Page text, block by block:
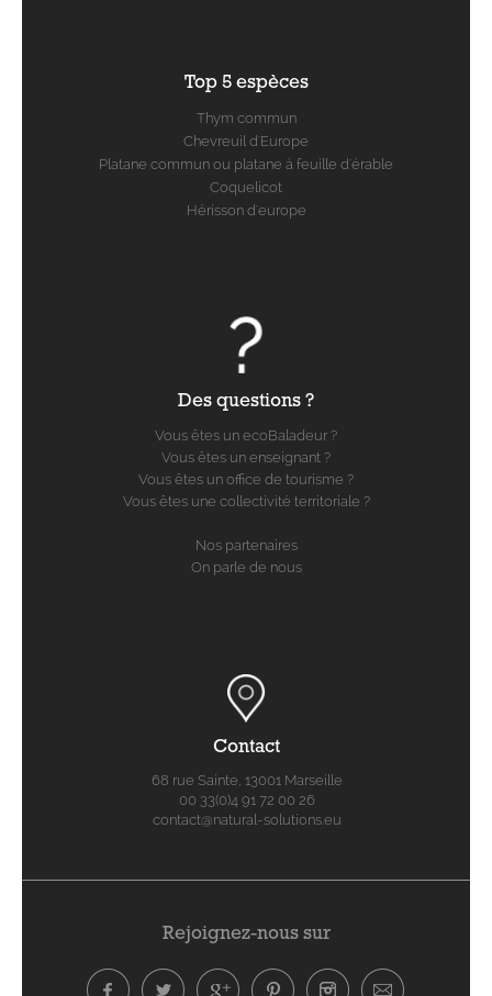
Top 5 espèces
Thym commun
Chevreuil d'Europe
Platane commun ou platane à feuille d'érable
Coquelicot
Hérisson d'europe
Des questions ?
Vous êtes un ecoBaladeur ?
Vous êtes un enseignant ?
Vous êtes un office de tourisme ?
Vous êtes une collectivité territoriale ?
Nos partenaires
On parle de nous
Contact
68 rue Sainte, 13001 Marseille
00 33(0)4 91 72 00 26
contact@natural-solutions.eu
Rejoignez-nous sur